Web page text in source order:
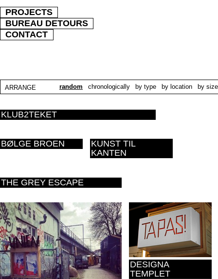
PROJECTS
BUREAU DETOURS
CONTACT
ARRANGE random chronologically by type by location by size
KLUB2TEKET
BØLGE BROEN
KUNST TIL
KANTEN
THE GREY ESCAPE
DESIGNA
TEMPLET